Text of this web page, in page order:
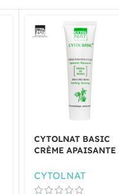
CYTOLNAT BASIC
CRÈME APAISANTE
50ML
CYTOLNAT